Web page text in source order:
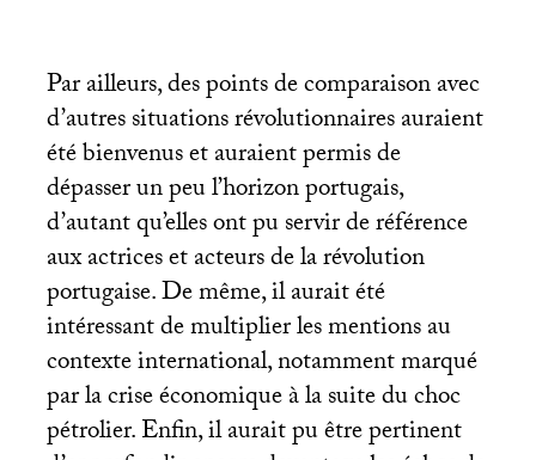
Par ailleurs, des points de comparaison avec
d’autres situations révolutionnaires auraient
été bienvenus et auraient permis de
dépasser un peu l’horizon portugais,
d’autant qu’elles ont pu servir de référence
aux actrices et acteurs de la révolution
portugaise. De même, il aurait été
intéressant de multiplier les mentions au
contexte international, notamment marqué
par la crise économique à la suite du choc
pétrolier. Enfin, il aurait pu être pertinent